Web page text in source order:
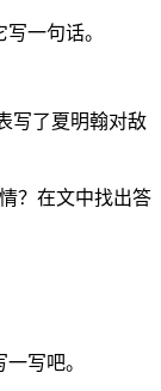
一句话。
写了夏明翰对敌
？在文中找出答
写吧。